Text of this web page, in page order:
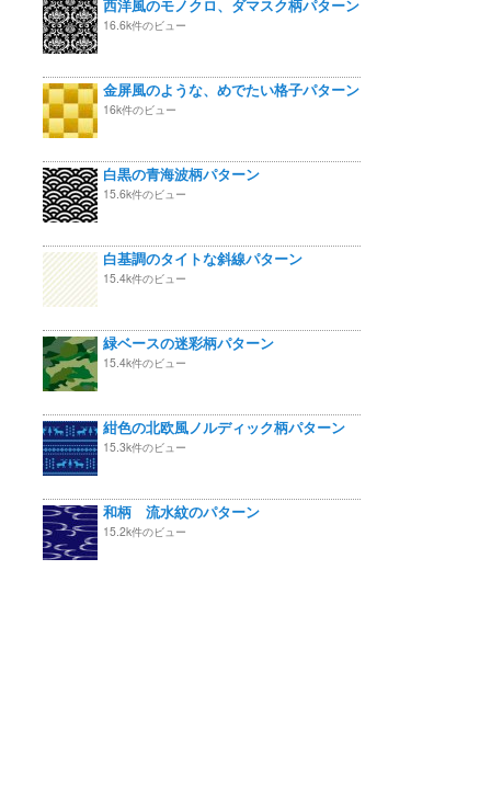
西洋風のモノクロ、ダマスク柄パターン
16.6k件のビュー
金屏風のような、めでたい格子パターン
16k件のビュー
白黒の青海波柄パターン
15.6k件のビュー
白基調のタイトな斜線パターン
15.4k件のビュー
緑ベースの迷彩柄パターン
15.4k件のビュー
紺色の北欧風ノルディック柄パターン
15.3k件のビュー
和柄 流水紋のパターン
15.2k件のビュー